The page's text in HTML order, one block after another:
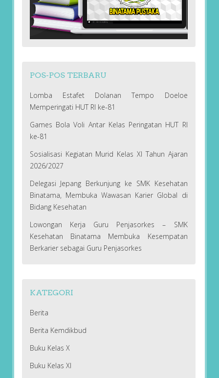
POS-POS TERBARU
Lomba Estafet Dolanan Tempo Doeloe
Memperingati HUT RI ke-81
Games Bola Voli Antar Kelas Peringatan HUT RI
ke-81
Sosialisasi Kegiatan Murid Kelas XI Tahun Ajaran
2026/2027
Delegasi Jepang Berkunjung ke SMK Kesehatan
Binatama, Membuka Wawasan Karier Global di
Bidang Kesehatan
Lowongan Kerja Guru Penjasorkes – SMK
Kesehatan Binatama Membuka Kesempatan
Berkarier sebagai Guru Penjasorkes
KATEGORI
Berita
Berita Kemdikbud
Buku Kelas X
Buku Kelas XI